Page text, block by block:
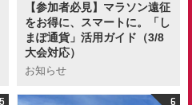
【参加者必見】マラソン遠征
をお得に、スマートに。「し
まぽ通貨」活用ガイド（3/8
大会対応）
お知らせ